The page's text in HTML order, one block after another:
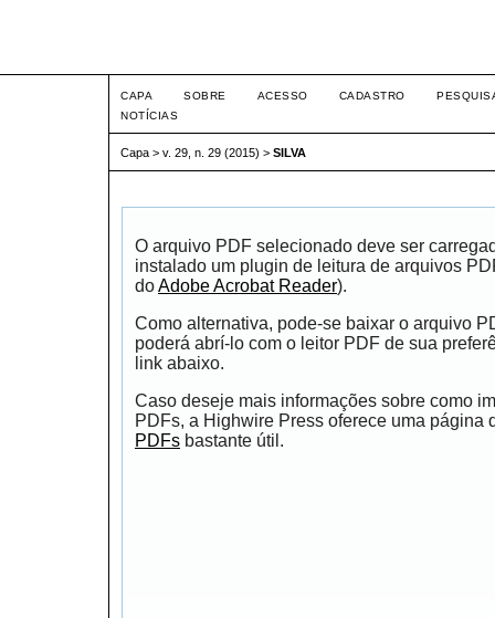
CAPA SOBRE ACESSO CADASTRO
NOTÍCIAS
Capa > v. 29, n. 29 (2015) > SILVA
O arquivo PDF selecionado deve ser
instalado um plugin de leitura de arquivos
doAdobe Acrobat Reader).
Como alternativa, pode-se baixar o arquivo
poderá abrí-lo com o leitor PDF de sua
link abaixo.
Caso deseje mais informações sobre como
PDFs, a Highwire Press oferece uma página
PDFs bastante útil.